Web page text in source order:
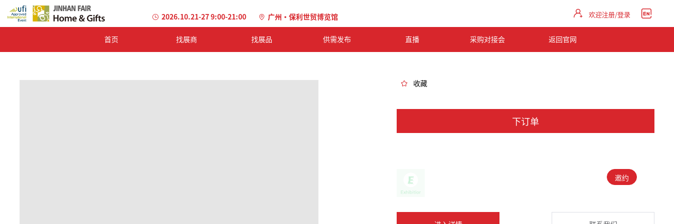
2026.10.21-27 9:00-21:00 广州·保利世贸博览馆 欢迎注册/登录
首页 找展商 找展品 供需发布 直播 采购对接会
返回官网
加
收藏
下订单
邀约